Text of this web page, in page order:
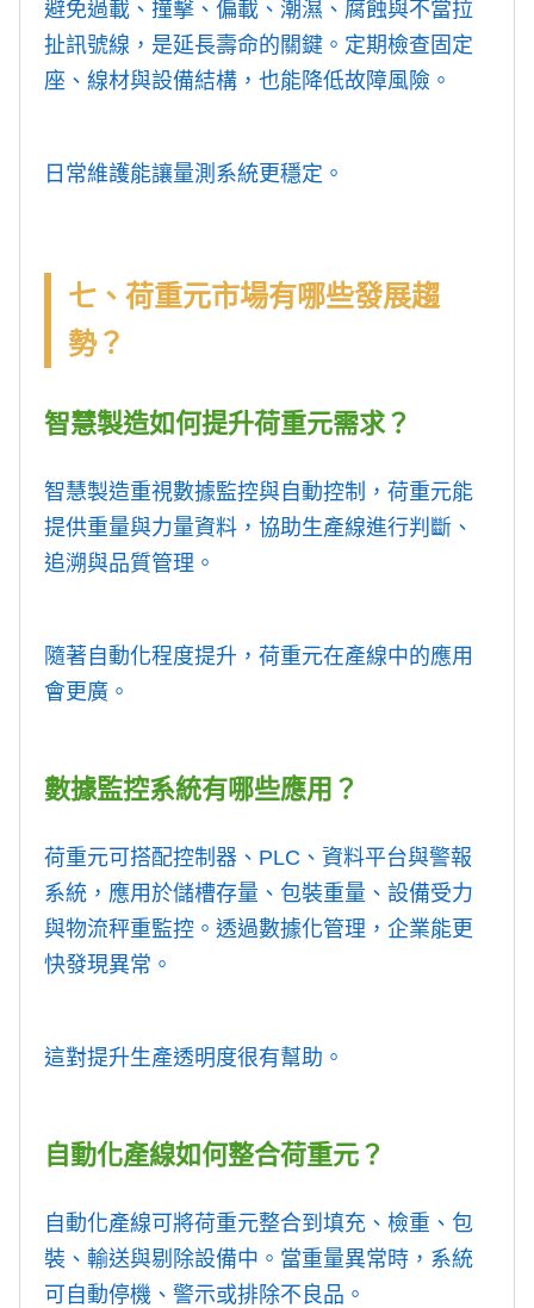
避免過載、撞擊、偏載、潮濕、腐蝕與不當拉
扯訊號線，是延長壽命的關鍵。定期檢查固定
座、線材與設備結構，也能降低故障風險。
日常維護能讓量測系統更穩定。
七、荷重元市場有哪些發展趨
勢？
智慧製造如何提升荷重元需求？
智慧製造重視數據監控與自動控制，荷重元能
提供重量與力量資料，協助生產線進行判斷、
追溯與品質管理。
隨著自動化程度提升，荷重元在產線中的應用
會更廣。
數據監控系統有哪些應用？
荷重元可搭配控制器、PLC、資料平台與警報
系統，應用於儲槽存量、包裝重量、設備受力
與物流秤重監控。透過數據化管理，企業能更
快發現異常。
這對提升生產透明度很有幫助。
自動化產線如何整合荷重元？
自動化產線可將荷重元整合到填充、檢重、包
裝、輸送與剔除設備中。當重量異常時，系統
可自動停機、警示或排除不良品。